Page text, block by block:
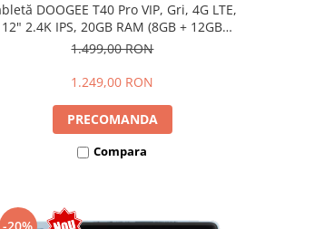
DOOGEE T40 Pro VIP, Gri, 4G LTE,
12" 2.4K IPS, 20GB RAM (8GB + 12GB
512GB, Helio G99, 10800mAh,
1.499,00 RON
1.249,00 RON
PRECOMANDA
Compara